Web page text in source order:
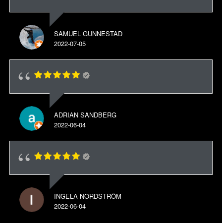
SAMUEL GUNNESTAD
2022-07-05
ADRIAN SANDBERG
2022-06-04
INGELA NORDSTRÖM
2022-06-04